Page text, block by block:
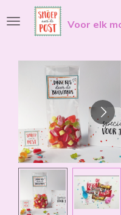
direct
hoofdinhoud
Voor elk